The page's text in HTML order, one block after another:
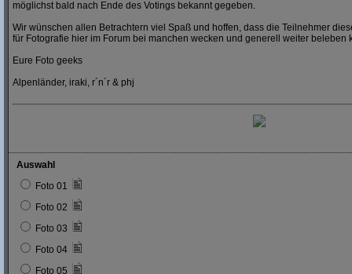
möglichst bald nach Ende des Votings bekannt gegeben.
Wir wünschen allen Betrachtern viel Spaß und hoffen, dass die Teilnehmer
für Fotografie hier im Forum bei manchen wecken und generell weiter beleben
Eure Foto geeks
Alpenländer, iraki, r´n´r & phj
Auswahl
Foto 01
Foto 02
Foto 03
Foto 04
Foto 05